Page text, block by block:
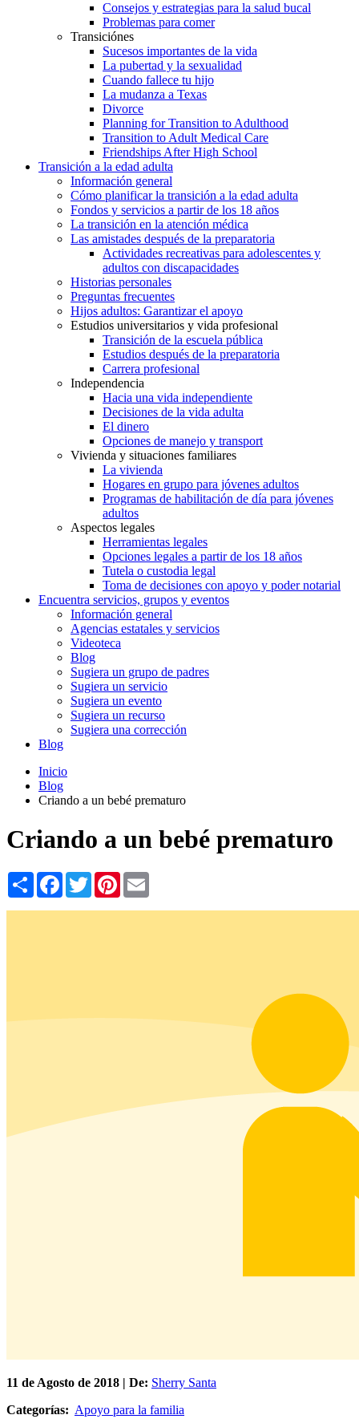
Consejos y estrategias para la salud bucal
Problemas para comer
Transiciónes
Sucesos importantes de la vida
La pubertad y la sexualidad
Cuando fallece tu hijo
La mudanza a Texas
Divorce
Planning for Transition to Adulthood
Transition to Adult Medical Care
Friendships After High School
Transición a la edad adulta
Información general
Cómo planificar la transición a la edad adulta
Fondos y servicios a partir de los 18 años
La transición en la atención médica
Las amistades después de la preparatoria
Actividades recreativas para adolescentes y
adultos con discapacidades
Historias personales
Preguntas frecuentes
Hijos adultos: Garantizar el apoyo
Estudios universitarios y vida profesional
Transición de la escuela pública
Estudios después de la preparatoria
Carrera profesional
Independencia
Hacia una vida independiente
Decisiones de la vida adulta
El dinero
Opciones de manejo y transport
Vivienda y situaciones familiares
La vivienda
Hogares en grupo para jóvenes adultos
Programas de habilitación de día para jóvenes
adultos
Aspectos legales
Herramientas legales
Opciones legales a partir de los 18 años
Tutela o custodia legal
Toma de decisiones con apoyo y poder notarial
Encuentra servicios, grupos y eventos
Información general
Agencias estatales y servicios
Videoteca
Blog
Sugiera un grupo de padres
Sugiera un servicio
Sugiera un evento
Sugiera un recurso
Sugiera una corrección
Blog
Inicio
Blog
Criando a un bebé prematuro
Criando a un bebé prematuro
Share Facebook
TwitterPinterest
11 de Agosto de 2018 | De: Sherry Santa
Categorías: Apoyo para la familia